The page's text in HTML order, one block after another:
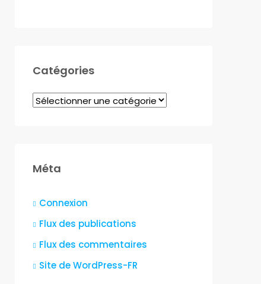
Catégories
Catégories
Méta
Connexion
Flux des publications
Flux des commentaires
Site de WordPress-FR